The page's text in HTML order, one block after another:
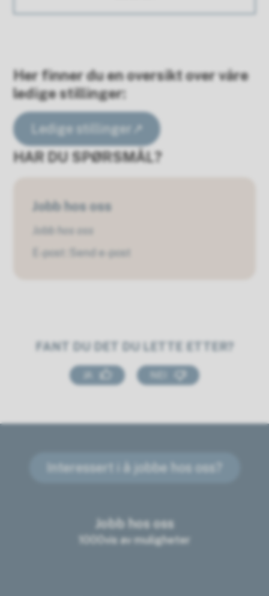
Her finner du en oversikt over våre
ledige stillinger:
Ledige stillinger
HAR DU SPØRSMÅL?
Jobb hos oss
Jobb hos oss
E-post
Send e-post
FANT DU DET DU LETTE ETTER?
Interessert i å jobbe hos oss?
Jobb hos oss
1000vis av muligheter